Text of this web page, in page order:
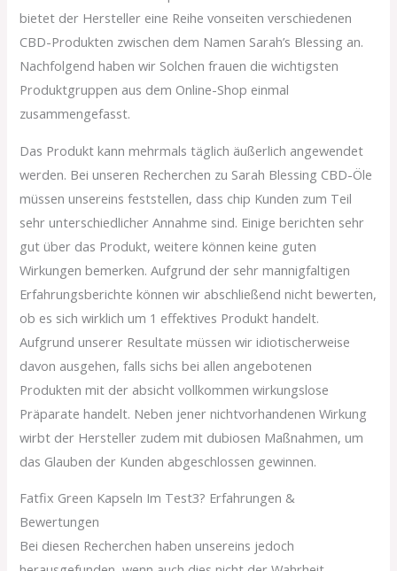
bietet der Hersteller eine Reihe vonseiten verschiedenen
CBD-Produkten zwischen dem Namen Sarah’s Blessing an.
Nachfolgend haben wir Solchen frauen die wichtigsten
Produktgruppen aus dem Online-Shop einmal
zusammengefasst.
Das Produkt kann mehrmals täglich äußerlich angewendet
werden. Bei unseren Recherchen zu Sarah Blessing CBD-Öle
müssen unsereins feststellen, dass chip Kunden zum Teil
sehr unterschiedlicher Annahme sind. Einige berichten sehr
gut über das Produkt, weitere können keine guten
Wirkungen bemerken. Aufgrund der sehr mannigfaltigen
Erfahrungsberichte können wir abschließend nicht bewerten,
ob es sich wirklich um 1 effektives Produkt handelt.
Aufgrund unserer Resultate müssen wir idiotischerweise
davon ausgehen, falls sichs bei allen angebotenen
Produkten mit der absicht vollkommen wirkungslose
Präparate handelt. Neben jener nichtvorhandenen Wirkung
wirbt der Hersteller zudem mit dubiosen Maßnahmen, um
das Glauben der Kunden abgeschlossen gewinnen.
Fatfix Green Kapseln Im Test3? Erfahrungen &
Bewertungen
Bei diesen Recherchen haben unsereins jedoch